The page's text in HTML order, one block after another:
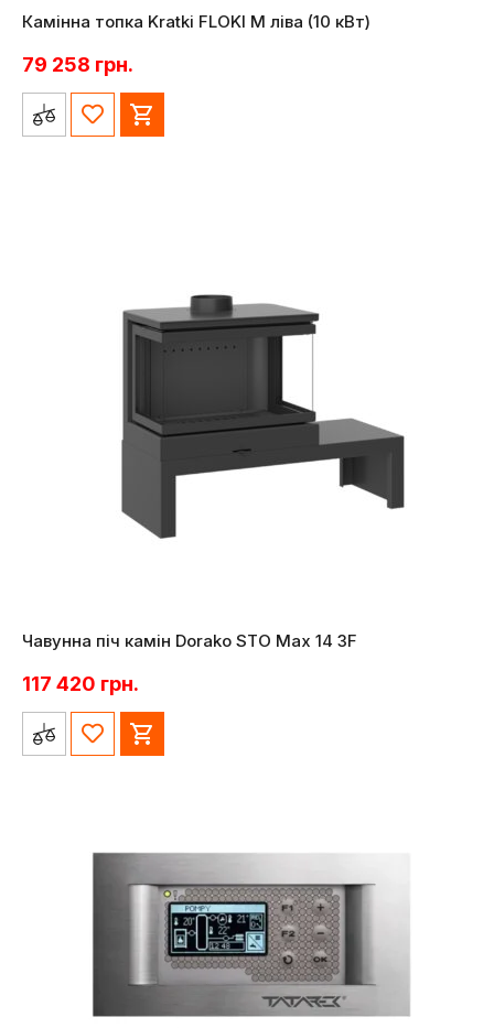
Камінна топка Kratki FLOKI M ліва (10 кВт)
79 258 грн.
Чавунна піч камін Dorako STO Max 14 3F
117 420 грн.